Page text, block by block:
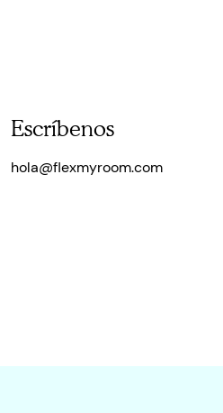
Escríbenos
hola@flexmyroom.com​